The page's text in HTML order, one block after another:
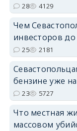
28 4129
Чем
инвесторов до
25 2181
бензине уже
23 5727
Что местная
массовом